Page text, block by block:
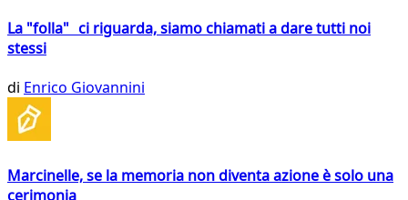
La "folla" ci riguarda, siamo chiamati a dare tutti noi
stessi
di Enrico Giovannini
Marcinelle, se la memoria non diventa azione è solo una
cerimonia